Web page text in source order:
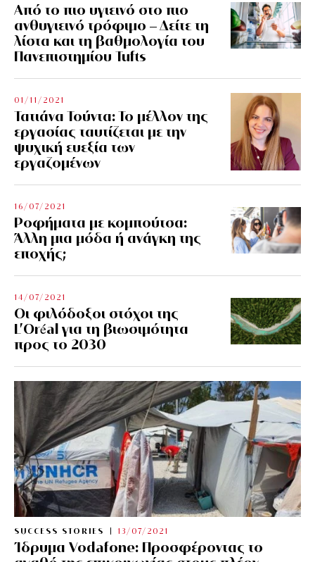
Από το πιο υγιεινό στο πιο
ανθυγιεινό τρόφιμο – Δείτε τη
λίστα και τη βαθμολογία του
Πανεπιστημίου Tufts
01/11/2021
Τατιάνα Τούντα: Το μέλλον της
εργασίας ταυτίζεται με την
ψυχική ευεξία των
εργαζομένων
16/07/2021
Ροφήματα με κομπούτσα:
Άλλη μια μόδα ή ανάγκη της
εποχής;
14/07/2021
Οι φιλόδοξοι στόχοι της
L’Oréal για τη βιωσιμότητα
προς το 2030
SUCCESS STORIES 13/07/2021
Ίδρυμα Vodafone: Προσφέροντας το